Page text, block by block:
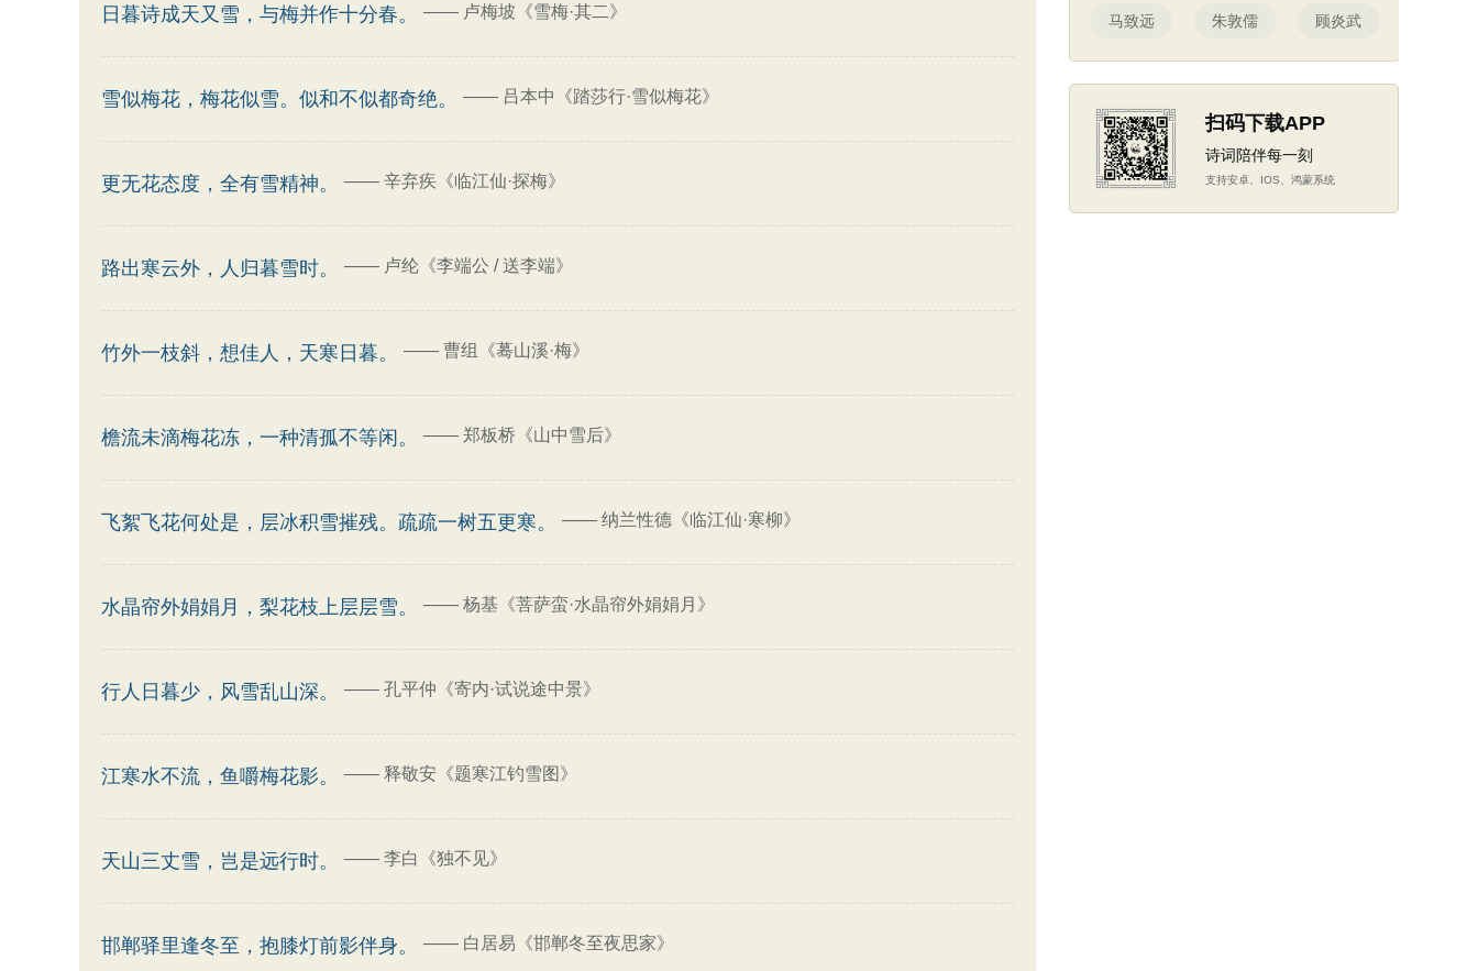
日暮诗成天又雪，与梅并作十分春。 —— 卢梅坡《雪梅·其二》
雪似梅花，梅花似雪。似和不似都奇绝。 —— 吕本中《踏莎行·雪似梅花》
更无花态度，全有雪精神。 —— 辛弃疾《临江仙·探梅》
路出寒云外，人归暮雪时。 —— 卢纶《李端公 / 送李端》
竹外一枝斜，想佳人，天寒日暮。 —— 曹组《蓦山溪·梅》
檐流未滴梅花冻，一种清孤不等闲。 —— 郑板桥《山中雪后》
飞絮飞花何处是，层冰积雪摧残。疏疏一树五更寒。 —— 纳兰性德《临江仙·寒柳》
水晶帘外娟娟月，梨花枝上层层雪。 —— 杨基《菩萨蛮·水晶帘外娟娟月》
行人日暮少，风雪乱山深。 —— 孔平仲《寄内·试说途中景》
江寒水不流，鱼嚼梅花影。 —— 释敬安《题寒江钓雪图》
天山三丈雪，岂是远行时。 —— 李白《独不见》
邯郸驿里逢冬至，抱膝灯前影伴身。 —— 白居易《邯郸冬至夜思家》
马致远 朱敦儒 顾炎武
扫码下载APP
诗词陪伴每一刻
支持安卓、IOS、鸿蒙系统